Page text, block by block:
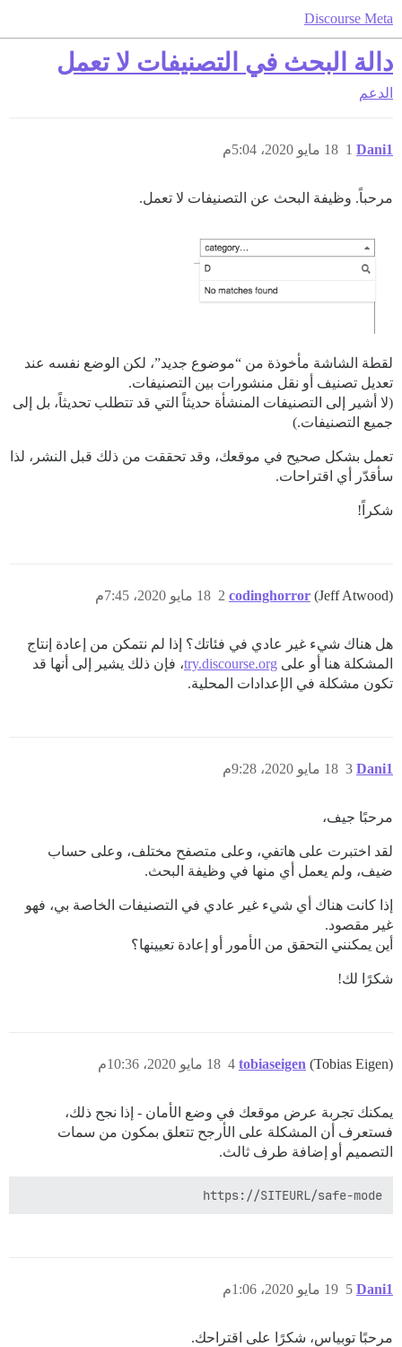
Discourse Meta
دالة البحث في التصنيفات لا تعمل
الدعم
Dani1 18 مايو 2020، 5:04م 1
مرحباً. وظيفة البحث عن التصنيفات لا تعمل.
لقطة الشاشة مأخوذة من “موضوع جديد”، لكن الوضع نفسه عند
تعديل تصنيف أو نقل منشورات بين التصنيفات.
(لا أشير إلى التصنيفات المنشأة حديثاً التي قد تتطلب تحديثاً، بل إلى
جميع التصنيفات.)
تعمل بشكل صحيح في موقعك، وقد تحققت من ذلك قبل النشر، لذا
سأقدّر أي اقتراحات.
شكراً!
codinghorror (Jeff Atwood) 18 مايو 2020، 7:45م 2
هل هناك شيء غير عادي في فئاتك؟ إذا لم نتمكن من إعادة إنتاج
المشكلة هنا أو على try.discourse.org، فإن ذلك يشير إلى أنها قد
تكون مشكلة في الإعدادات المحلية.
Dani1 18 مايو 2020، 9:28م 3
مرحبًا جيف،
لقد اختبرت على هاتفي، وعلى متصفح مختلف، وعلى حساب
ضيف، ولم يعمل أي منها في وظيفة البحث.
إذا كانت هناك أي شيء غير عادي في التصنيفات الخاصة بي، فهو
غير مقصود.
أين يمكنني التحقق من الأمور أو إعادة تعيينها؟
شكرًا لك!
tobiaseigen (Tobias Eigen) 18 مايو 2020، 10:36م 4
يمكنك تجربة عرض موقعك في وضع الأمان - إذا نجح ذلك،
فستعرف أن المشكلة على الأرجح تتعلق بمكون من سمات
التصميم أو إضافة طرف ثالث.
https://SITEURL/safe-mode
Dani1 19 مايو 2020، 1:06م 5
مرحبًا توبياس، شكرًا على اقتراحك.